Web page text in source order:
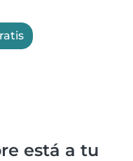
está a tu